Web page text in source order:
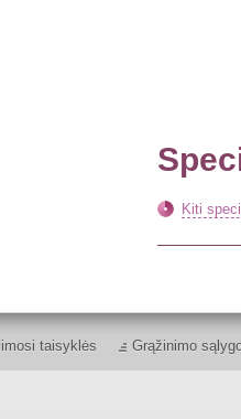
Kiti
taisyklės Grąžinimo